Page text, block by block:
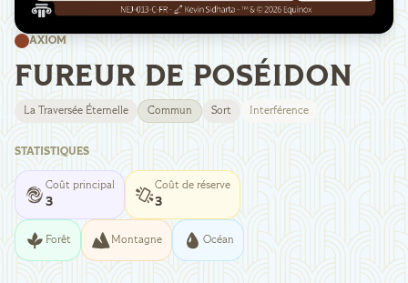
AXIOM
FUREUR DE POSÉIDON
La Traversée Éternelle Commun Sort Interférence
STATISTIQUES
Coût principal
3
Coût de réserve
3
Forêt Montagne Océan